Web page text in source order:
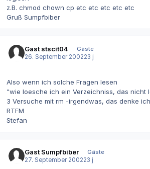
z.B. chmod chown cp etc etc etc etc etc
Gruß Sumpfbiber
Gast stscit04
Gäste
26. September 200223 j
Also wenn ich solche Fragen lesen
"wie loesche ich ein Verzeichniss, das nicht
3 Versuche mit rm -irgendwas, das denke
RTFM
Stefan
Gast Sumpfbiber
Gäste
27. September 200223 j